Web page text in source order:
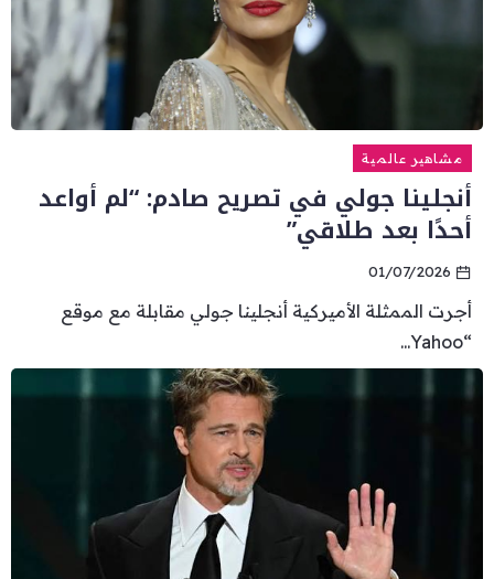
مشاهير عالمية
أنجلينا جولي في تصريح صادم: “لم أواعد
أحدًا بعد طلاقي”
01/07/2026
أجرت الممثلة الأميركية أنجلينا جولي مقابلة مع موقع
“Yahoo...